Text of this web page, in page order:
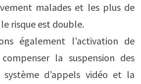
malades et les plus de
risque est double.
également l’activation de
la suspension des
d’appels vidéo et la